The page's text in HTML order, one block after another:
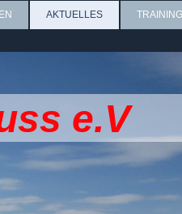
AKTUELLES
e.V